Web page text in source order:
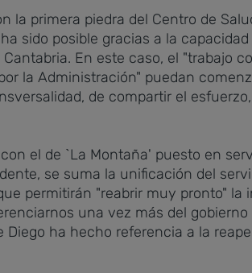
la primera piedra del Centro de
sido posible gracias a la
En este caso, el "trabajo
la Administración" puedan
de compartir el
el de `La Montaña' puesto en
se suma la unificación del
permitirán "reabrir muy pronto"
una vez más del
ha hecho referencia a la